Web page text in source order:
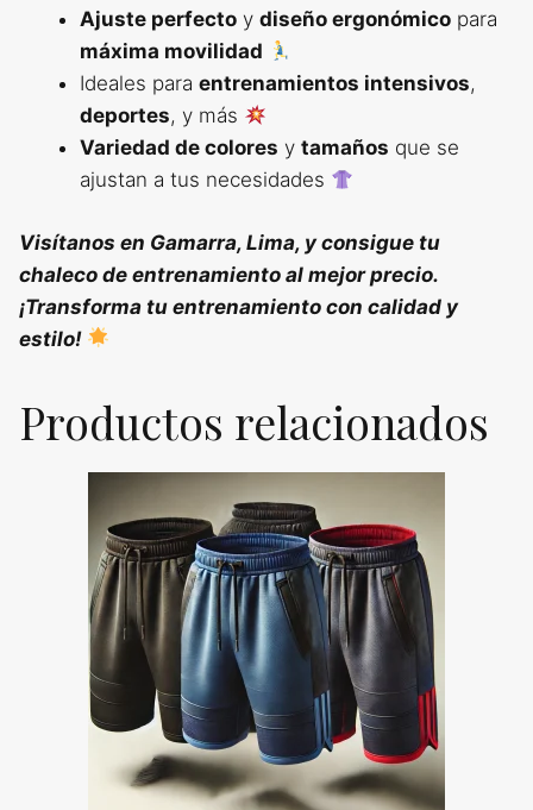
Ajuste perfecto y diseño ergonómico para
máxima movilidad
Ideales para entrenamientos intensivos,
deportes, y más
Variedad de colores y tamaños que se
ajustan a tus necesidades
Visítanos en Gamarra, Lima, y consigue tu
chaleco de entrenamiento al mejor precio.
¡Transforma tu entrenamiento con calidad y
estilo!
Productos relacionados